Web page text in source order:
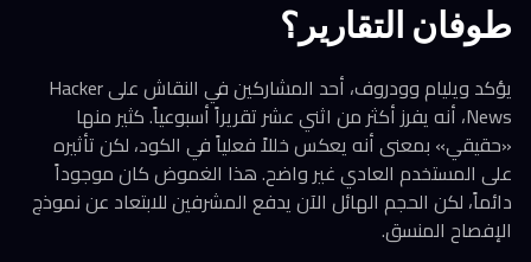
طوفان التقارير؟
يؤكد ويليام وودروف، أحد المشاركين في النقاش على Hacker
News، أنه يفرز أكثر من اثني عشر تقريراً أسبوعياً. كثير منها
«حقيقي» بمعنى أنه يعكس خللاً فعلياً في الكود، لكن تأثيره
على المستخدم العادي غير واضح. هذا الغموض كان موجوداً
دائماً، لكن الحجم الهائل الآن يدفع المشرفين للابتعاد عن نموذج
الإفصاح المنسق.